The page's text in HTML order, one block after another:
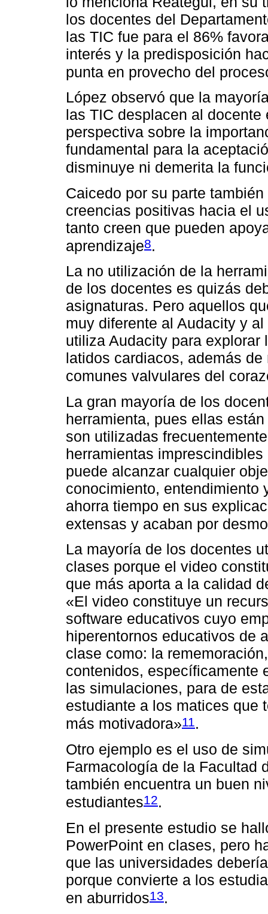
los docentes del
las TIC fue para el 86%
interés y la predisposición
punta en provecho del
López observó que la
las TIC desplacen al
perspectiva sobre la
fundamental para la
disminuye ni demerita la
Caicedo por su parte
creencias positivas hacia el
tanto creen que pueden
aprendizaje8.
La no utilización de la
de los docentes es quizás
asignaturas. Pero aquellos
muy diferente al Audacity y
utiliza Audacity para
latidos cardiacos, además
comunes valvulares del
La gran mayoría de los
herramienta, pues ellas
son utilizadas
herramientas
puede alcanzar cualquier
conocimiento, entendimiento
ahorra tiempo en sus
extensas y acaban por
La mayoría de los docentes
clases porque el video
que más aporta a la calidad
«El video constituye un
software educativos cuyo
hiperentornos educativos de
clase como: la
contenidos, específicamente
las simulaciones, para de
estudiante a los matices que
más motivadora»11 .
Otro ejemplo es el uso de
Farmacología de la Facultad
también encuentra un buen
estudiantes12.
En el presente estudio se
PowerPoint en clases, pero
que las universidades
porque convierte a los
en aburridos13.